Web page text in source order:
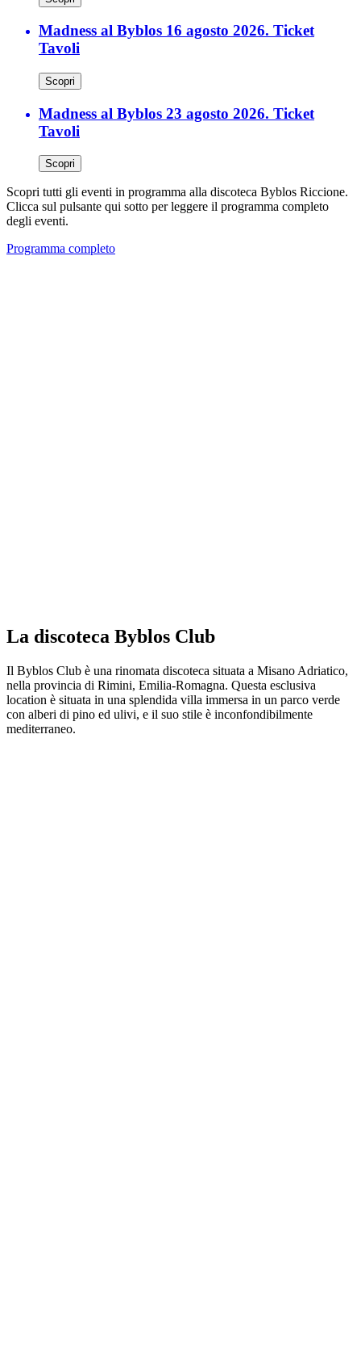
Madness al Byblos 16 agosto 2026. Ticket
Tavoli
Scopri
Madness al Byblos 23 agosto 2026. Ticket
Tavoli
Scopri
Scopri tutti gli eventi in programma alla discoteca Byblos Riccione.
Clicca sul pulsante qui sotto per leggere il programma completo
degli eventi.
Programma completo
La discoteca Byblos Club
Il Byblos Club è una rinomata discoteca situata a Misano Adriatico,
nella provincia di Rimini, Emilia-Romagna. Questa esclusiva
location è situata in una splendida villa immersa in un parco verde
con alberi di pino ed ulivi, e il suo stile è inconfondibilmente
mediterraneo.